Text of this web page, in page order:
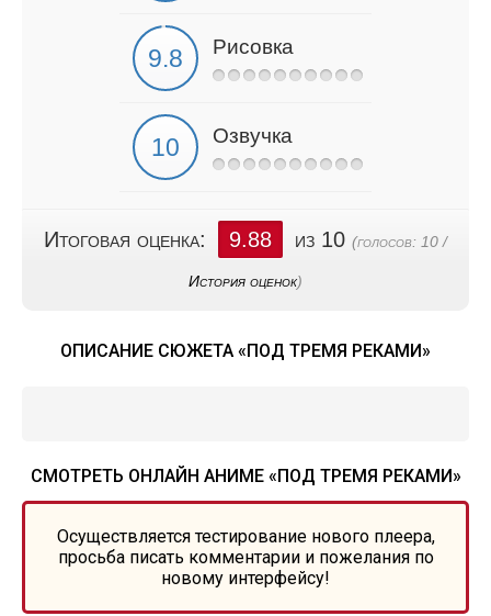
Рисовка
Озвучка
Итоговая оценка: 9.88 из 10 (голосов: 10 /
История оценок)
ОПИСАНИЕ СЮЖЕТА «ПОД ТРЕМЯ РЕКАМИ»
СМОТРЕТЬ ОНЛАЙН АНИМЕ «ПОД ТРЕМЯ РЕКАМИ»
Осуществляется тестирование нового плеера,
просьба писать комментарии и пожелания по
новому интерфейсу!